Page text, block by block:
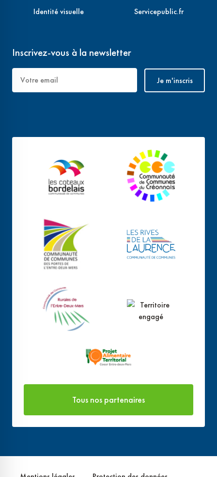
Identité visuelle Servicepublic.fr
Inscrivez-vous à la newsletter
Tous nos partenaires